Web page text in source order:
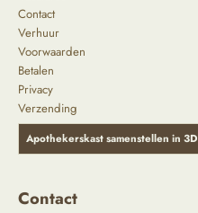
Contact
Verhuur
Voorwaarden
Betalen
Privacy
Verzending
Apothekerskast samenstellen in 3D
Contact